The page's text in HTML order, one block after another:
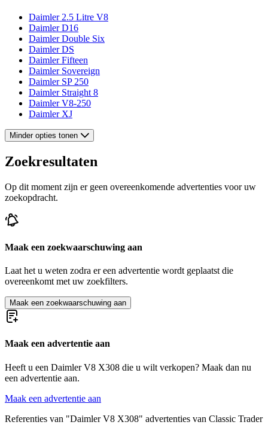
Daimler 2.5 Litre V8
Daimler D16
Daimler Double Six
Daimler DS
Daimler Fifteen
Daimler Sovereign
Daimler SP 250
Daimler Straight 8
Daimler V8-250
Daimler XJ
Minder opties tonen
Zoekresultaten
Op dit moment zijn er geen overeenkomende advertenties voor uw
zoekopdracht.
Maak een zoekwaarschuwing aan
Laat het u weten zodra er een advertentie wordt geplaatst die
overeenkomt met uw zoekfilters.
Maak een zoekwaarschuwing aan
Maak een advertentie aan
Heeft u een Daimler V8 X308 die u wilt verkopen? Maak dan nu
een advertentie aan.
Maak een advertentie aan
Referenties van "Daimler V8 X308" advertenties van Classic Trader